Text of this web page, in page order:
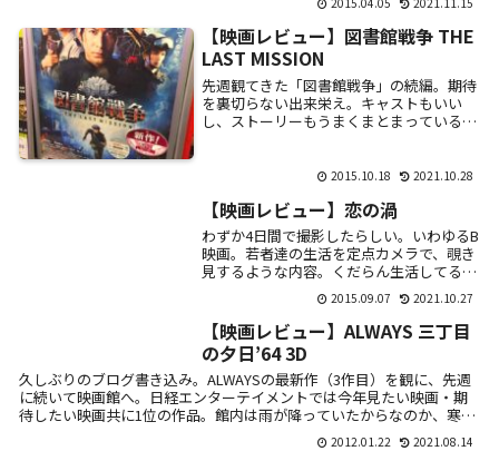
【映画レビュー】図書館戦争 THE
LAST MISSION
先週観てきた「図書館戦争」の続編。期待
を裏切らない出来栄え。キャストもいい
し、ストーリーもうまくまとまっていると
2015.10.18 2021.10.28
【映画レビュー】恋の渦
わずか4日間で撮影したらしい。いわゆるB
映画。若者達の生活を定点カメラで、覗き
見するような内容。くだらん生活してるな
ーっと思いつつも、いつの間にか見入って
しまった。人間という生き物をよく描いて
いる作品...
2015.09.07 2021.10.27
【映画レビュー】ALWAYS 三丁目
の夕日’64 3D
久しぶりのブログ書き込み。ALWAYSの最新作（3作目）を観に、先週
に続いて映画館へ。日経エンターテイメントでは今年見たい映画・期
待したい映画共に1位の作品。館内は雨が降っていたからなのか、寒い
2012.01.22 2021.08.14